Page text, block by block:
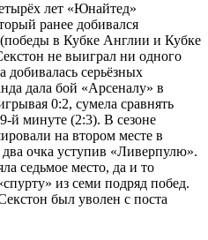
лет «Юнайтед»
ранее добивался
в Кубке Англии и Кубке
не выиграл ни одного
добивалась серьёзных
дала бой «Арсеналу» в
0:2, сумела сравнять
й минуте (2:3). В сезоне
на втором месте в
очка уступив «Ливерпулю».
седьмое место, да и то
из семи подряд побед.
был уволен с поста